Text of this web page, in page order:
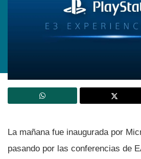
La mañana fue inaugurada por
pasando por las conferencias de